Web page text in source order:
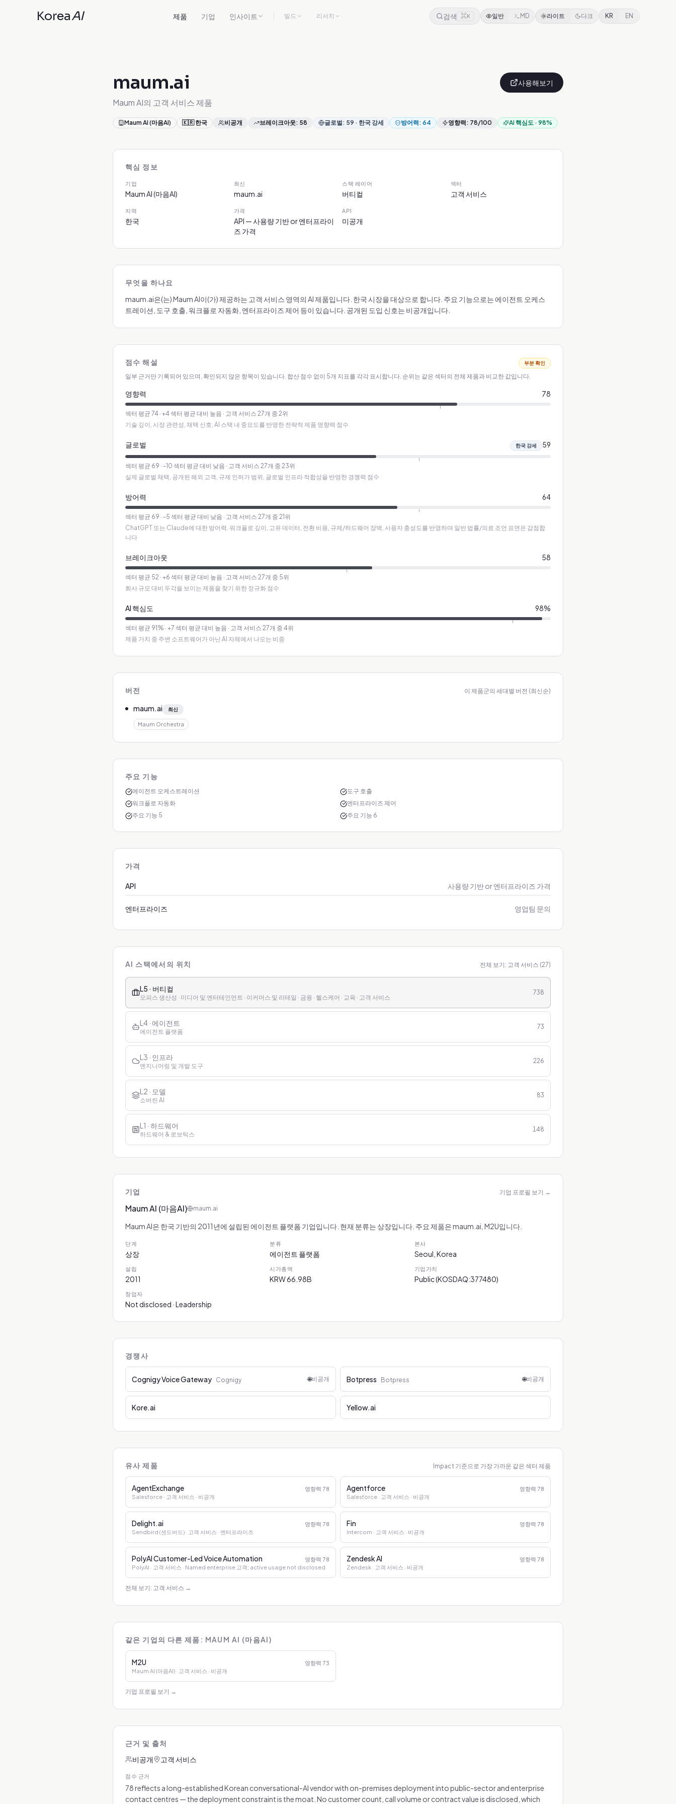
KoreaAI 제품 기업 인사이트 빌드 리서치 검색 ⌘K 일반 MD 라이트 다크 KR EN
maum.ai
Maum AI의 고객 서비스 제품
사용해보기
Maum AI (마음AI) 🇰🇷 한국 비공개 브레이크아웃: 58 글로벌: 59 · 한국 강세 방어력: 64 영향력: 78/100 AI 핵심도 · 98%
핵심 정보
기업
Maum AI (마음AI)
최신
maum.ai
스택 레이어
버티컬
섹터
고객 서비스
지역
한국
가격
API — 사용량 기반 or 엔터프라이
즈 가격
API
미공개
무엇을 하나요
maum.ai은(는) Maum AI이(가) 제공하는 고객 서비스 영역의 AI 제품입니다. 한국 시장을 대상으로 합니다. 주요 기능으로는 에이전트 오케스
트레이션, 도구 호출, 워크플로 자동화, 엔터프라이즈 제어 등이 있습니다. 공개된 도입 신호는 비공개입니다.
점수 해설 부분 확인
일부 근거만 기록되어 있으며, 확인되지 않은 항목이 있습니다. 합산 점수 없이 5개 지표를 각각 표시합니다. 순위는 같은 섹터의 전체 제품과 비교한 값입니다.
영향력 78
섹터 평균 74 · +4 섹터 평균 대비 높음 · 고객 서비스 27개 중 2위
기술 깊이, 시장 관련성, 채택 신호, AI 스택 내 중요도를 반영한 전략적 제품 영향력 점수
글로벌 한국 강세 59
섹터 평균 69 · -10 섹터 평균 대비 낮음 · 고객 서비스 27개 중 23위
실제 글로벌 채택, 공개된 해외 고객, 규제 인허가 범위, 글로벌 인프라 적합성을 반영한 경쟁력 점수
방어력 64
섹터 평균 69 · -5 섹터 평균 대비 낮음 · 고객 서비스 27개 중 21위
ChatGPT 또는 Claude에 대한 방어력. 워크플로 깊이, 고유 데이터, 전환 비용, 규제/하드웨어 장벽, 사용자 충성도를 반영하며 일반 법률/의료 조언 표면은 감점합
니다
브레이크아웃 58
섹터 평균 52 · +6 섹터 평균 대비 높음 · 고객 서비스 27개 중 5위
회사 규모 대비 두각을 보이는 제품을 찾기 위한 정규화 점수
AI 핵심도 98%
섹터 평균 91 % · +7 섹터 평균 대비 높음 · 고객 서비스 27개 중 4위
제품 가치 중 주변 소프트웨어가 아닌 AI 자체에서 나오는 비중
버전 이 제품군의 세대별 버전 (최신순)
maum.ai 최신
Maum Orchestra
주요 기능
에이전트 오케스트레이션
도구 호출
워크플로 자동화
엔터프라이즈 제어
주요 기능 5
주요 기능 6
가격
API 사용량 기반 or 엔터프라이즈 가격
엔터프라이즈 영업팀 문의
AI 스택에서의 위치 전체 보기: 고객 서비스 (27)
L5 · 버티컬
오피스 생산성 · 미디어 및 엔터테인먼트 · 이커머스 및 리테일 · 금융 · 헬스케어 · 교육 · 고객 서비스
738
L4 · 에이전트
에이전트 플랫폼
73
L3 · 인프라
엔지니어링 및 개발 도구
226
L2 · 모델
소버린 AI
83
L1 · 하드웨어
하드웨어 & 로보틱스
148
기업 기업 프로필 보기 →
Maum AI (마음AI) maum.ai
Maum AI은 한국 기반의 2011년에 설립된 에이전트 플랫폼 기업입니다. 현재 분류는 상장입니다. 주요 제품은 maum.ai, M2U입니다.
단계
상장
분류
에이전트 플랫폼
본사
Seoul, Korea
설립
2011
시가총액
KRW 66.98B
기업가치
Public (KOSDAQ:377480)
창업자
Not disclosed · Leadership
경쟁사
Cognigy Voice Gateway Cognigy 🌐비공개 Botpress Botpress 🌐비공개
Kore.ai Yellow.ai
유사 제품 Impact 기준으로 가장 가까운 같은 섹터 제품
AgentExchange 영향력 78
Salesforce · 고객 서비스 · 비공개
Agentforce 영향력 78
Salesforce · 고객 서비스 · 비공개
Delight.ai 영향력 78
Sendbird (센드버드) · 고객 서비스 · 엔터프라이즈
Fin 영향력 78
Intercom · 고객 서비스 · 비공개
PolyAI Customer-Led Voice Automation 영향력 78
PolyAI · 고객 서비스 · Named enterprise 고객; active usage not disclosed
Zendesk AI 영향력 78
Zendesk · 고객 서비스 · 비공개
전체 보기: 고객 서비스 →
같은 기업의 다른 제품: MAUM AI (마음AI)
M2U 영향력 73
Maum AI (마음AI) · 고객 서비스 · 비공개
기업 프로필 보기 →
근거 및 출처
비공개
고객 서비스
점수 근거
78 reflects a long-established Korean conversational-AI vendor with on-premises deployment into public-sector and enterprise
contact centres — the deployment constraint is the moat. No customer count, call volume or contract value is disclosed, which